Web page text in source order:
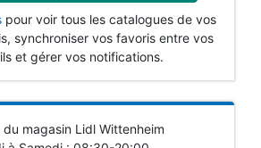
pour voir tous les catalogues de vos
synchroniser vos favoris entre vos
et gérer vos notifications.
du magasin Lidl Wittenheim